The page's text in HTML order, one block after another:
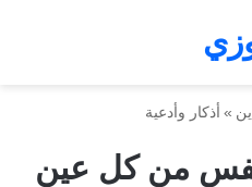
» أذكار وأدعية
من كل عين